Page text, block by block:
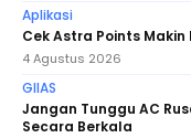
Aplikasi
Cek Astra Points Makin
4 Agustus 2026
GIIAS
Jangan Tunggu AC
Secara Berkala